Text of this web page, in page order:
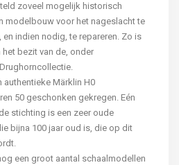
zoveel mogelijk historisch
modelbouw voor het nageslacht te
indien nodig, te repareren. Zo is
bezit van de, onder
Märklin H0
50 geschonken gekregen. Eén
stichting is een zeer oude
bijna 100 jaar oud is, die op dit
een groot aantal schaalmodellen